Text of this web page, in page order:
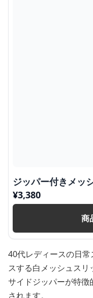
ジッパー付きメッ
¥3,380
商
40代レディースの日
スする白メッシュスリ
サイドジッパーが特
されます。